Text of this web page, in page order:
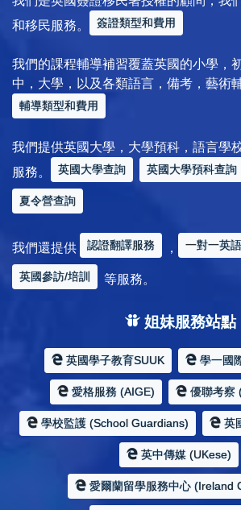
和移民服務。
簽證類型和費用
我們的課程輔導補習覆蓋英國的小學，
中，大學，以及各類語言，備考，藝術輔
輔導類型和費用
我們提供英國大學，大學預科，語言學
服務。
英國大學查詢 英國大學預科查詢
夏令營查詢
我們還提供 認證翻譯服務 ， 一對一英
英國參訪/培訓 等服務。
姐妹服務站點
英國學子教育SUUK 學一國
愛格服務 (AIGE) 優聯考察
學校監護 (School Guardians) 英
英中傳媒 (UKese)
愛爾蘭留學服務中心 (Ireland